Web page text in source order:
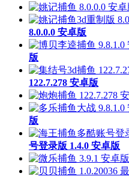
8.0.0.0 安卓版
版
122.7.278 安卓版
版
号登录版 1.4.0 安卓版